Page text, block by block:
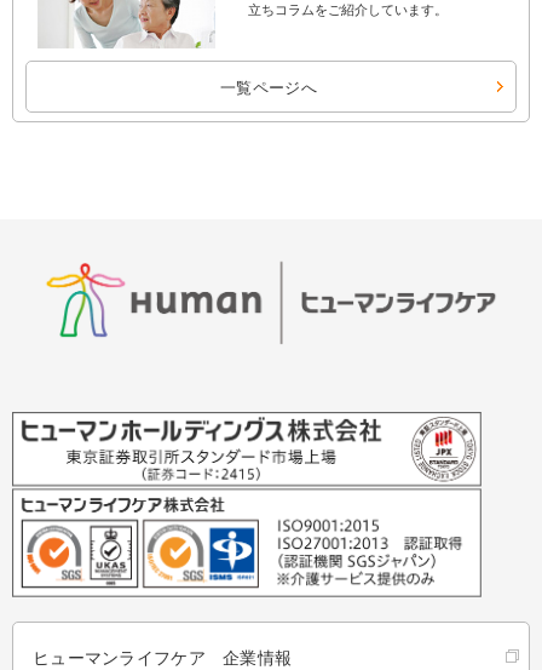
立ちコラムをご紹介しています。
一覧ページへ
ヒューマンライフケア 企業情報